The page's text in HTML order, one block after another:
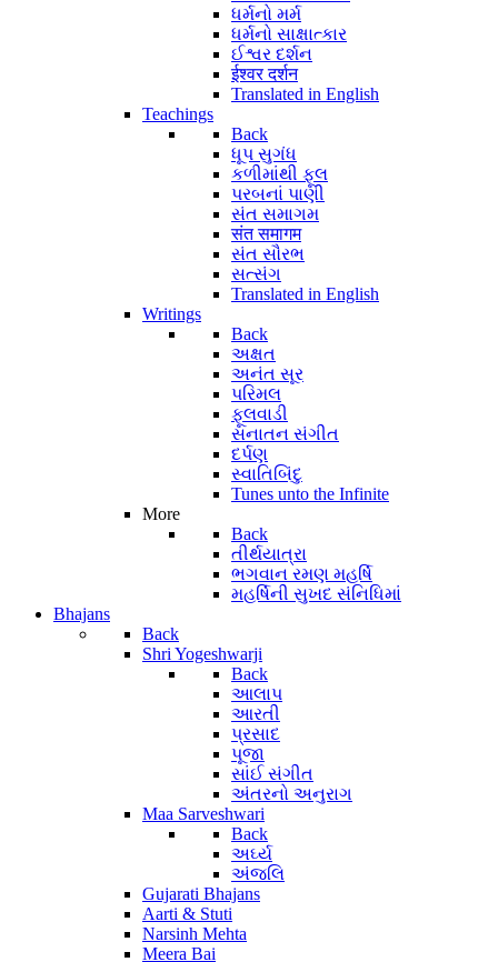
ધર્મનો મર્મ
ધર્મનો સાક્ષાત્કાર
ઈશ્વર દર્શન
ईश्वर दर्शन
Translated in English
Teachings
Back
ધૂપ સુગંધ
કળીમાંથી ફૂલ
પરબનાં પાણી
સંત સમાગમ
संत समागम
સંત સૌરભ
સત્સંગ
Translated in English
Writings
Back
અક્ષત
અનંત સૂર
પરિમલ
ફૂલવાડી
સનાતન સંગીત
દર્પણ
સ્વાતિબિંદુ
Tunes unto the Infinite
More
Back
તીર્થયાત્રા
ભગવાન રમણ મહર્ષિ
મહર્ષિની સુખદ સંનિધિમાં
Bhajans
Back
Shri Yogeshwarji
Back
આલાપ
આરતી
પ્રસાદ
પૂજા
સાંઈ સંગીત
અંતરનો અનુરાગ
Maa Sarveshwari
Back
અર્ઘ્ય
અંજલિ
Gujarati Bhajans
Aarti & Stuti
Narsinh Mehta
Meera Bai